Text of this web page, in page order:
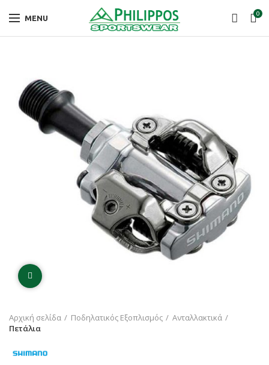
MENU 0
Αρχική σελίδα Ποδηλατικός Εξοπλισμός
Ανταλλακτικά
Πετάλια